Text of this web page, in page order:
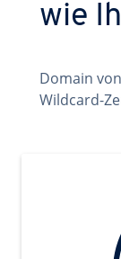
wie
Domain
Wildcard-